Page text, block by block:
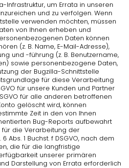
Infrastruktur, um Errata in unseren
und zu verfolgen. Wenn
verwenden möchten, müssen
von Ihnen erheben und
Daten können
(z. B. Name, E-Mail-Adresse),
und -führung (z. B. Benutzername,
sowie personenbezogene Daten,
der Bugzilla-Schnittstelle
für diese Verarbeitung
für unsere Kunden und Partner
für alle anderen betroffenen
gelöscht wird, können
Zeit in den von Ihnen
Bug-Reports aufbewahrt
die Verarbeitung der
Abs. 1 Buchst. f DSGVO, nach dem
die für die langfristige
unserer primären
Darstellung von Errata erforderlich